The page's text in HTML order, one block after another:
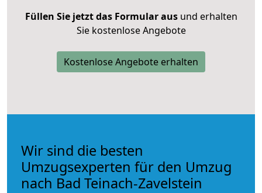
Füllen Sie jetzt das Formular ausund erhalten
Sie kostenlose Angebote
Kostenlose Angebote erhalten
Wir sind die besten
Umzugsexperten für den Umzug
nach Bad Teinach-Zavelstein